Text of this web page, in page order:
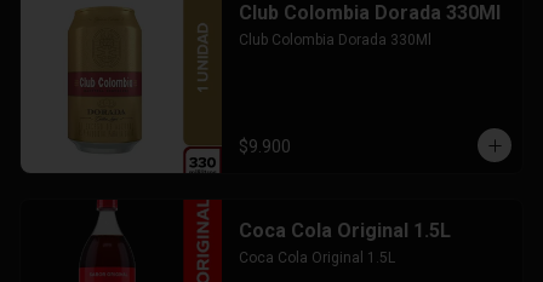
Club Colombia Dorada 330Ml
Club Colombia Dorada 330Ml
$9.900
Coca Cola Original 1.5L
Coca Cola Original 1.5L